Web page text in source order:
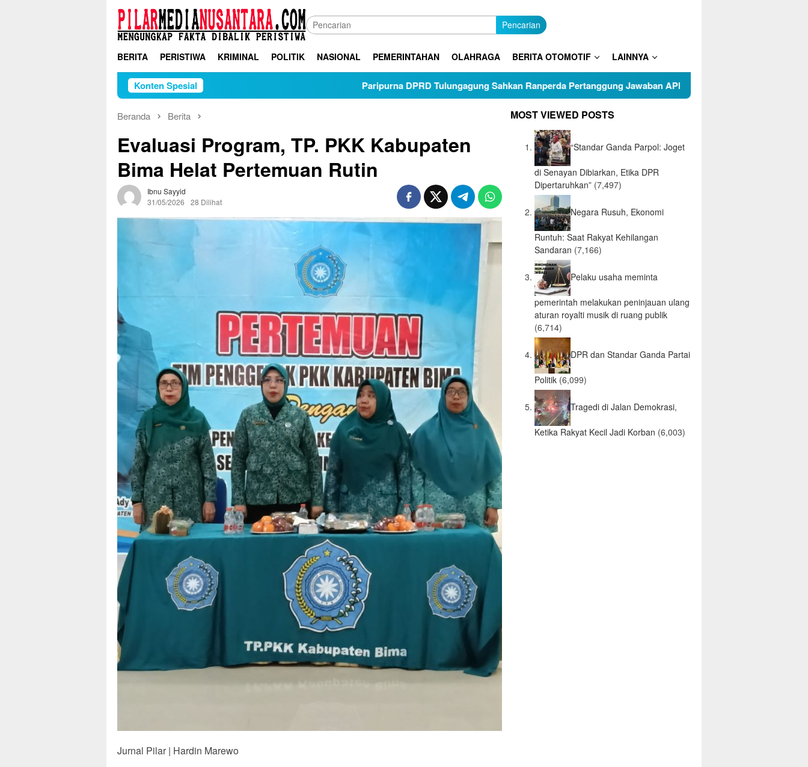
Loncat
konten
Pencarian
BERITA PERISTIWA KRIMINAL POLITIK NASIONAL PEMERINTAHAN OLAHRAGA BERITA OTOMOTIF LAINNYA
Konten Spesial Paripurna DPRD Tulungagung Sahkan Ranperda Pertanggung Jawaban APBD 2025 Puluhan Warga RT 05
Beranda Berita
Evaluasi Program, TP. PKK Kabupaten
Bima Helat Pertemuan Rutin
Ibnu Sayyid
31/05/2026
28 Dilihat
Jurnal Pilar | Hardin Marewo
MOST VIEWED POSTS
“Standar Ganda Parpol: Joget
di Senayan Dibiarkan, Etika DPR
Dipertaruhkan” (7,497)
Negara Rusuh, Ekonomi
Runtuh: Saat Rakyat Kehilangan
Sandaran (7,166)
Pelaku usaha meminta
pemerintah melakukan peninjauan ulang
aturan royalti musik di ruang publik
(6,714)
DPR dan Standar Ganda Partai
Politik (6,099)
Tragedi di Jalan Demokrasi,
Ketika Rakyat Kecil Jadi Korban (6,003)